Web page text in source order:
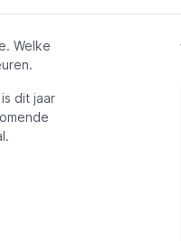
Welke
dit jaar